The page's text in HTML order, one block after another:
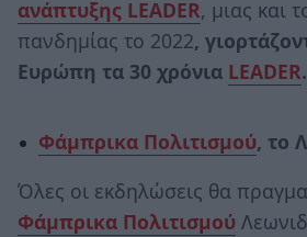
ανάπτυξης LEADER, μιας και
πανδημίας το 2022,
Ευρώπη τα 30 χρόνια LEADER.
Φάμπρικα Πολιτισμού, το
Όλες οι εκδηλώσεις θα
Φάμπρικα Πολιτισμού